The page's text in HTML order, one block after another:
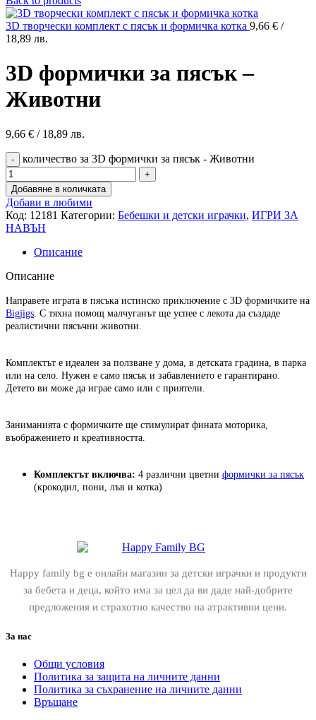
3D творчески комплект с пясък и формичка котка 9,66 € /
18,89 лв.
3D формички за пясък –
Животни
9,66 € / 18,89 лв.
количество за 3D формички за пясък - Животни
Добавяне в количката
Добави в любими
Код: 12181 Категории: Бебешки и детски играчки, ИГРИ ЗА
НАВЪН
Описание
Описание
Направете играта в пясъка истинско приключение с 3D формичките на
Bigjigs . С тяхна помощ малчуганът ще успее с лекота да създаде
реалистични пясъчни животни.
Комплектът е идеален за ползване у дома, в детската градина, в парка
или на село. Нужен е само пясък и забавлението е гарантирано.
Детето ви може да играе само или с приятели.
Заниманията с формичките ще стимулират фината моторика,
въображението и креативността.
Комплектът включва: 4 различни цветни формички за пясък
(крокодил, пони, лъв и котка)
Happy family bg е онлайн магазин за детски играчки и продукти
за бебета и деца, който има за цел да ви даде най-добрите
предложения и страхотно качество на атрактивни цени.
За нас
Общи условия
Политика за защита на личните данни
Политика за съхранение на личните данни
Връщане